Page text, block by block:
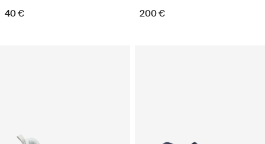
40 € 200 €